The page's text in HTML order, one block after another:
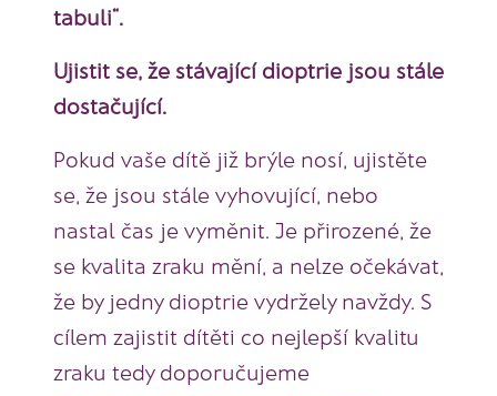
tabuli“.
Ujistit se, že stávající dioptrie jsou stále
dostačující.
Pokud vaše dítě již brýle nosí, ujistěte
se, že jsou stále vyhovující, nebo
nastal čas je vyměnit. Je přirozené, že
se kvalita zraku mění, a nelze očekávat,
že by jedny dioptrie vydržely navždy. S
cílem zajistit dítěti co nejlepší kvalitu
zraku tedy doporučujeme